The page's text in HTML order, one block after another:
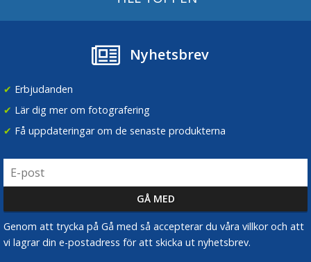
Nyhetsbrev
✔ Erbjudanden
✔ Lär dig mer om fotografering
✔ Få uppdateringar om de senaste produkterna
Genom att trycka på Gå med så accepterar du våra villkor och att
vi lagrar din e-postadress för att skicka ut nyhetsbrev.